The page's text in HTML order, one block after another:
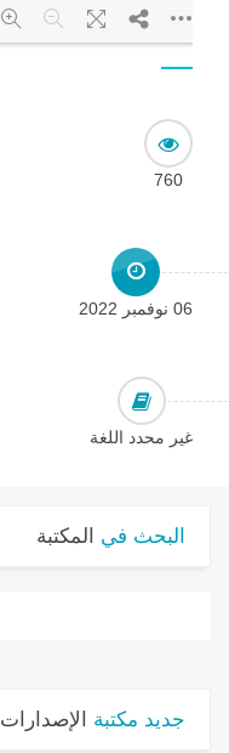
760
06 نوفمبر 2022
غير محدد اللغة
البحث في المكتبة
جديد مكتبة الإصدارات